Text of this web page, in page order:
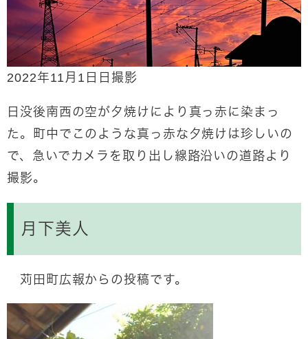
2022年11月1日日撮影
日没後南西の空が夕焼けにより真っ赤に染まっ
た。町中でこのような真っ赤な夕焼けは珍しいの
で、急いでカメラを取り出し線路沿いの道路より
撮影。
月下美人
苅田町広報からの投稿です。